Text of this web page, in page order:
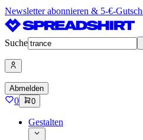
Newsletter abonnieren & 5-€-
Suche
Abmelden
0 0
Gestalten